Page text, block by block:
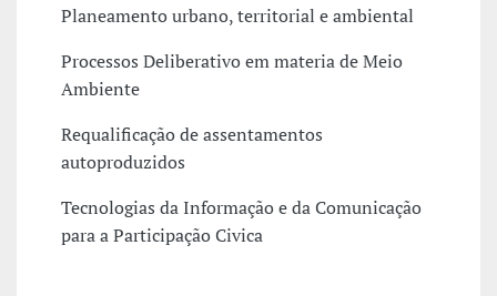
Planeamento urbano, territorial e ambiental
Processos Deliberativo em materia de Meio
Ambiente
Requalificação de assentamentos
autoproduzidos
Tecnologias da Informação e da Comunicação
para a Participação Civica